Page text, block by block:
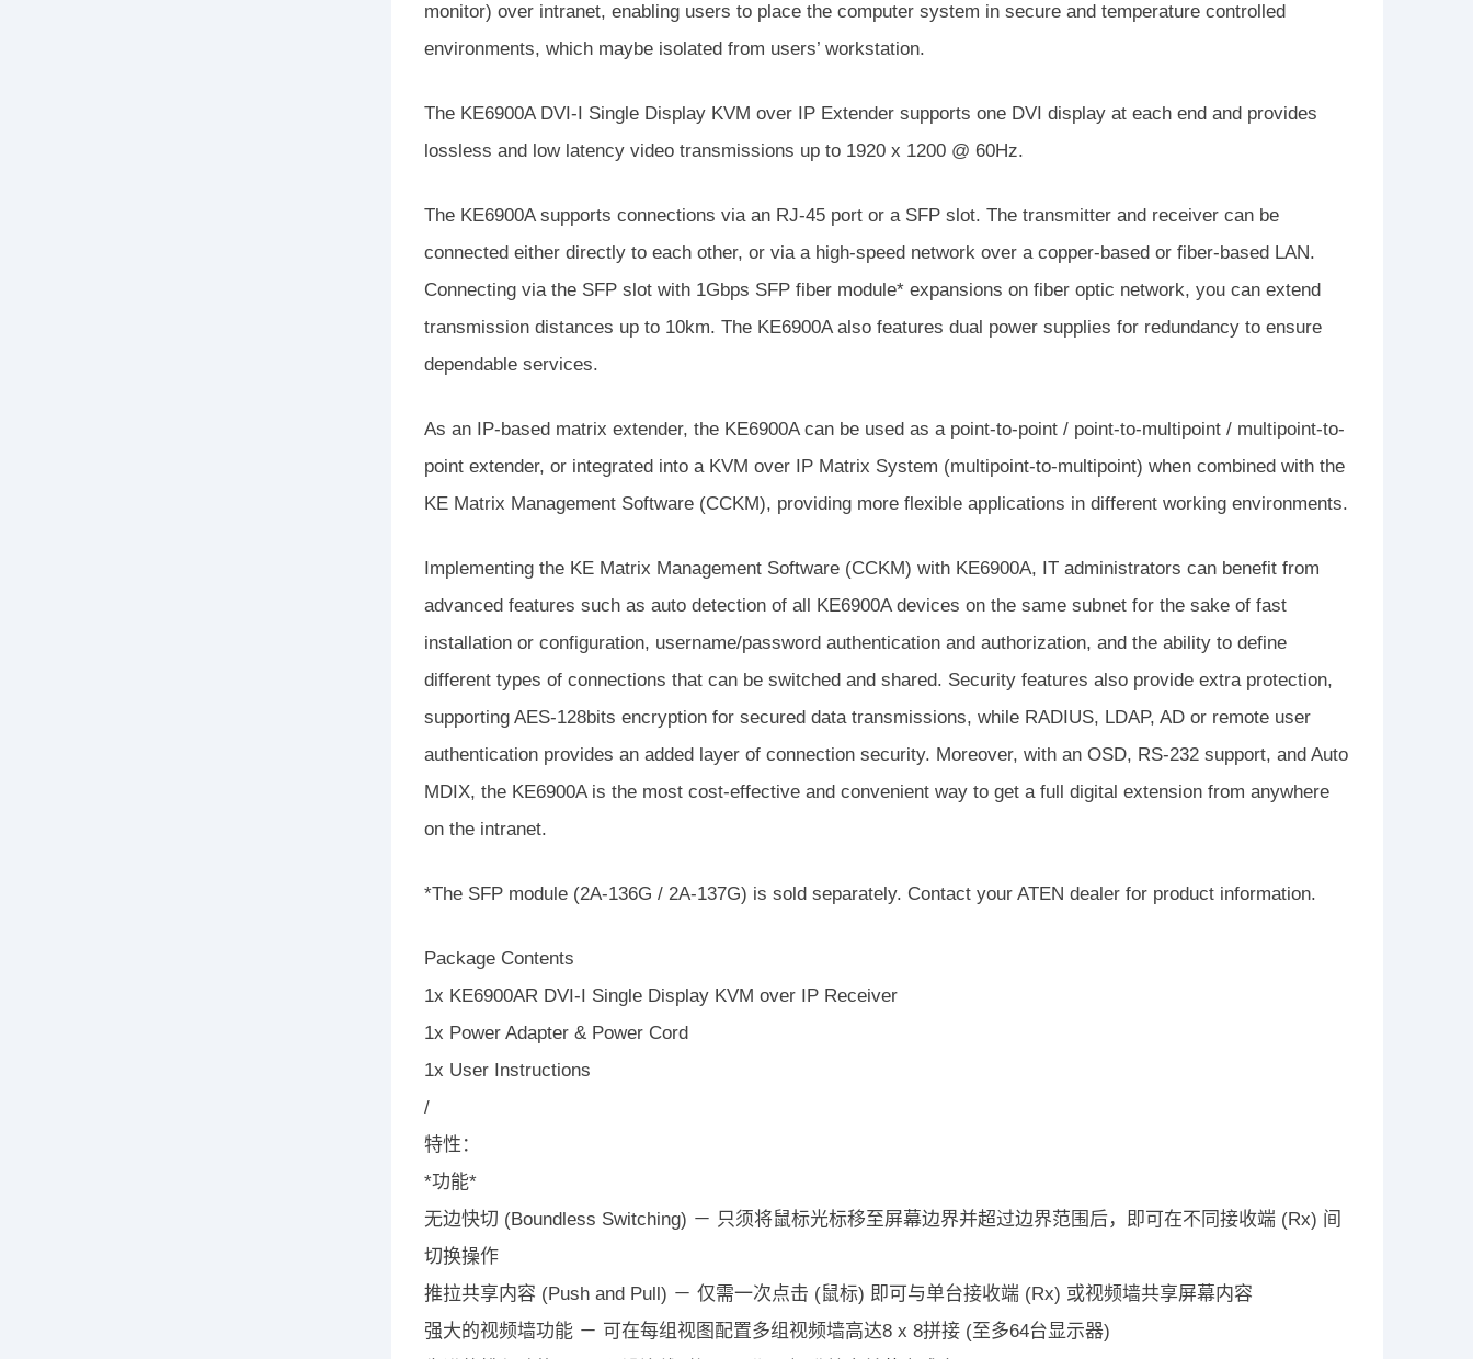
monitor) over intranet, enabling users to place the computer system in secure and temperature controlled
environments, which maybe isolated from users’ workstation.
The KE6900A DVI-I Single Display KVM over IP Extender supports one DVI display at each end and provides
lossless and low latency video transmissions up to 1920 x 1200 @ 60Hz.
The KE6900A supports connections via an RJ-45 port or a SFP slot. The transmitter and receiver can be
connected either directly to each other, or via a high-speed network over a copper-based or fiber-based LAN.
Connecting via the SFP slot with 1Gbps SFP fiber module* expansions on fiber optic network, you can extend
transmission distances up to 10km. The KE6900A also features dual power supplies for redundancy to ensure
dependable services.
As an IP-based matrix extender, the KE6900A can be used as a point-to-point / point-to-multipoint / multipoint-to-
point extender, or integrated into a KVM over IP Matrix System (multipoint-to-multipoint) when combined with the
KE Matrix Management Software (CCKM), providing more flexible applications in different working environments.
Implementing the KE Matrix Management Software (CCKM) with KE6900A, IT administrators can benefit from
advanced features such as auto detection of all KE6900A devices on the same subnet for the sake of fast
installation or configuration, username/password authentication and authorization, and the ability to define
different types of connections that can be switched and shared. Security features also provide extra protection,
supporting AES-128bits encryption for secured data transmissions, while RADIUS, LDAP, AD or remote user
authentication provides an added layer of connection security. Moreover, with an OSD, RS-232 support, and Auto
MDIX, the KE6900A is the most cost-effective and convenient way to get a full digital extension from anywhere
on the intranet.
*The SFP module (2A-136G / 2A-137G) is sold separately. Contact your ATEN dealer for product information.
Package Contents
1x KE6900AR DVI-I Single Display KVM over IP Receiver
1x Power Adapter & Power Cord
1x User Instructions
/
特性：
*功能*
无边快切 (Boundless Switching) － 只须将鼠标光标移至屏幕边界并超过边界范围后，即可在不同接收端 (Rx) 间
切换操作
推拉共享内容 (Push and Pull) － 仅需一次点击 (鼠标) 即可与单台接收端 (Rx) 或视频墙共享屏幕内容
强大的视频墙功能 － 可在每组视图配置多组视频墙高达8 x 8拼接 (至多64台显示器)